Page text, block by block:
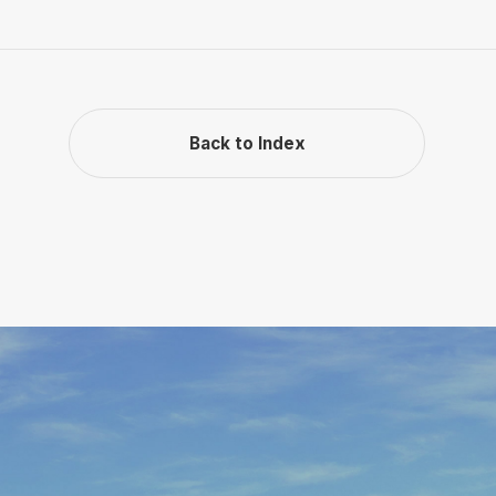
Back to Index